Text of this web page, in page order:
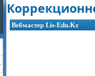
Вебмастер Lis-Edu.Kz